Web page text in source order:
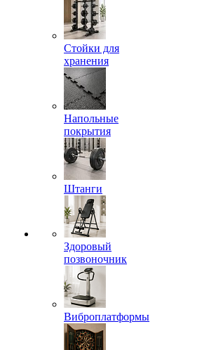
Стойки для
хранения
Напольные
покрытия
Штанги
Здоровый
позвоночник
Виброплатформы